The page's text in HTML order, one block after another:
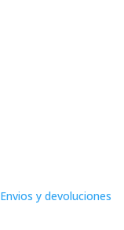
Envios y devoluciones